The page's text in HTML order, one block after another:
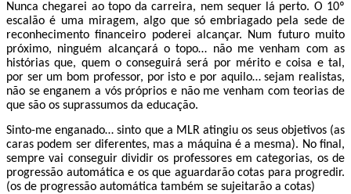
Nunca chegarei ao topo da carreira, nem sequer lá perto. O 10º
escalão é uma miragem, algo que só embriagado pela sede de
reconhecimento financeiro poderei alcançar. Num futuro muito
próximo, ninguém alcançará o topo… não me venham com as
histórias que, quem o conseguirá será por mérito e coisa e tal,
por ser um bom professor, por isto e por aquilo… sejam realistas,
não se enganem a vós próprios e não me venham com teorias de
que são os suprassumos da educação.
Sinto-me enganado… sinto que a MLR atingiu os seus objetivos (as
caras podem ser diferentes, mas a máquina é a mesma). No final,
sempre vai conseguir dividir os professores em categorias, os de
progressão automática e os que aguardarão cotas para progredir.
(os de progressão automática também se sujeitarão a cotas)